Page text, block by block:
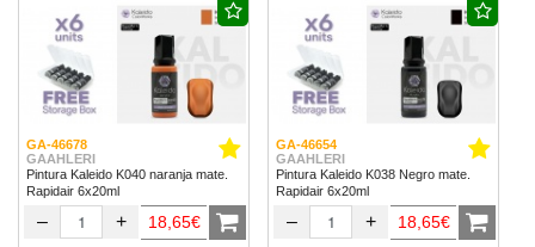
GA-46678
GAAHLERI
Pintura Kaleido K040 naranja mate.
Rapidair 6x20ml
– + 18,65€
GA-46654
GAAHLERI
Pintura Kaleido K038 Negro mate.
Rapidair 6x20ml
– + 18,65€